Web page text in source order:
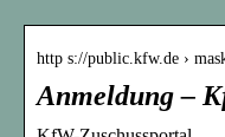
http s://public.kfw.de ›
Anmeldung –